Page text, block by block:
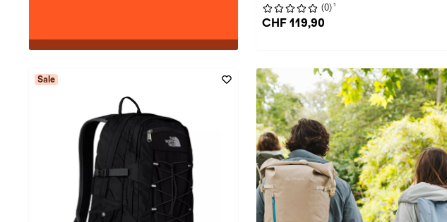
(0) 1
CHF 119,90
Sale